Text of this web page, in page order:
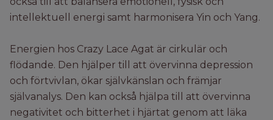
intellektuell energi samt harmonisera Yin och Yang.
Energien hos Crazy Lace Agat är cirkulär och
flödande. Den hjälper till att övervinna depression
och förtvivlan, ökar självkänslan och främjar
självanalys. Den kan också hjälpa till att övervinna
negativitet och bitterhet i hjärtat genom att läka